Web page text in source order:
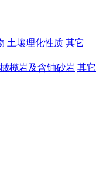
土壤理化性质 其它
橄榄岩及含铀砂岩 其它